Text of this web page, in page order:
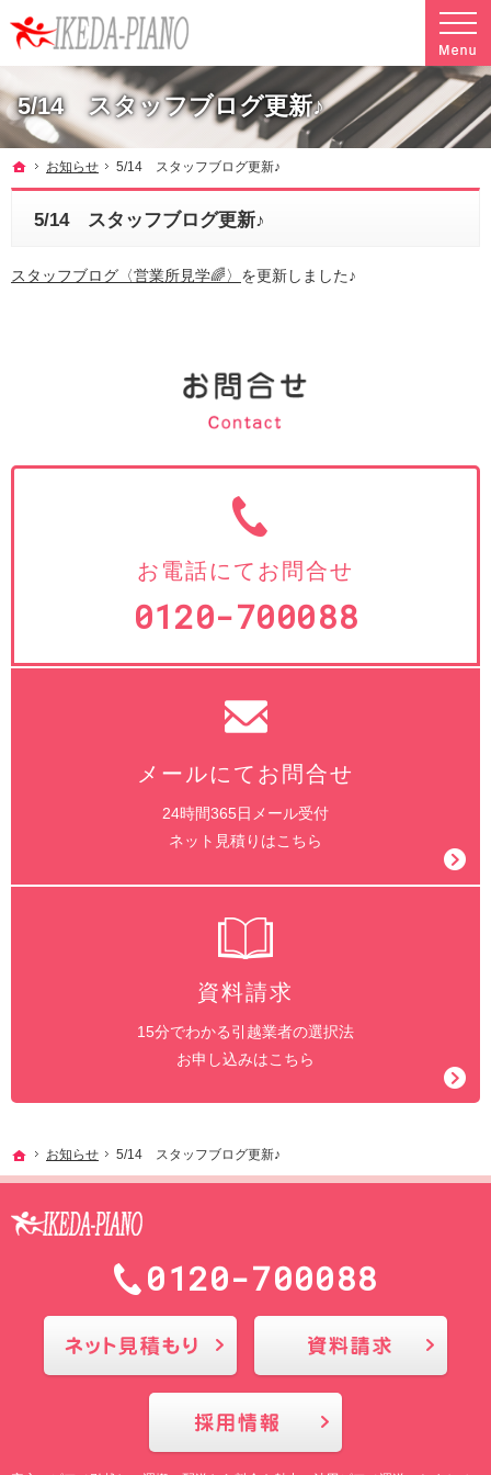
5/14 スタッフブログ更新♪
調律やクリーニングも行っています。ピアノ引越し・運搬・配送なら料金も魅力の当社へ
ホーム
お知らせ 5/14 スタッフブログ更新♪
5/14 スタッフブログ更新♪
スタッフブログ〈営業所見学🌈〉 を更新しました♪
お電話にてお問合せ
0120-700088
メールにてお問合せ
24時間365日メール受付
ネット見積りはこちら
資料請求
15分でわかる引越業者の選択法
お申し込みはこちら
ホーム
お知らせ 5/14 スタッフブログ更新♪
0120-700088